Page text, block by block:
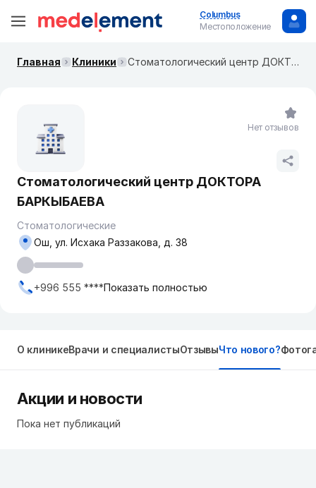
Columbus
Местоположение
Главная Клиники Стоматологический центр ДОКТОРА БАРКЫБАЕВА
Стоматологический центр ДОКТОРА
БАРКЫБАЕВА
Стоматологические
Ош, ул. ​Исхака Раззакова, д. 38
+996 555 ****Показать полностью
Нет отзывов
О клиникеВрачи и специалистыОтзывыЧто нового?
Акции и новости
Пока нет публикаций